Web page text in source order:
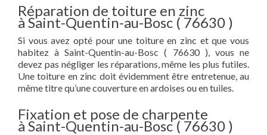
Réparation de toiture en zinc
à Saint-Quentin-au-Bosc ( 76630 )
Si vous avez opté pour une toiture en zinc et que vous
habitez à Saint-Quentin-au-Bosc ( 76630 ), vous ne
devez pas négliger les réparations, même les plus futiles.
Une toiture en zinc doit évidemment être entretenue, au
même titre qu’une couverture en ardoises ou en tuiles.
Fixation et pose de charpente
à Saint-Quentin-au-Bosc ( 76630 )